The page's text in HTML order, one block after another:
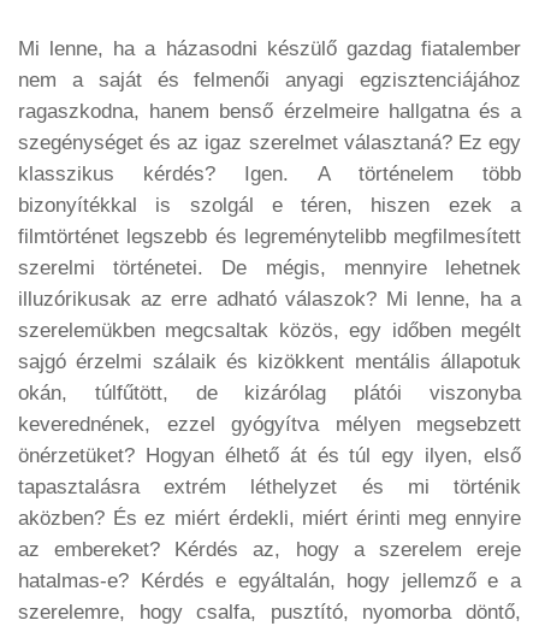
Mi lenne, ha a házasodni készülő gazdag fiatalember
nem a saját és felmenői anyagi egzisztenciájához
ragaszkodna, hanem benső érzelmeire hallgatna és a
szegénységet és az igaz szerelmet választaná? Ez egy
klasszikus kérdés? Igen. A történelem több
bizonyítékkal is szolgál e téren, hiszen ezek a
filmtörténet legszebb és legreménytelibb megfilmesített
szerelmi történetei. De mégis, mennyire lehetnek
illuzórikusak az erre adható válaszok? Mi lenne, ha a
szerelemükben megcsaltak közös, egy időben megélt
sajgó érzelmi szálaik és kizökkent mentális állapotuk
okán, túlfűtött, de kizárólag plátói viszonyba
keverednének, ezzel gyógyítva mélyen megsebzett
önérzetüket? Hogyan élhető át és túl egy ilyen, első
tapasztalásra extrém léthelyzet és mi történik
aközben? És ez miért érdekli, miért érinti meg ennyire
az embereket? Kérdés az, hogy a szerelem ereje
hatalmas-e? Kérdés e egyáltalán, hogy jellemző e a
szerelemre, hogy csalfa, pusztító, nyomorba döntő,